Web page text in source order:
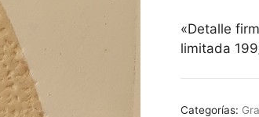
«Detalle
limitada
Categorías: